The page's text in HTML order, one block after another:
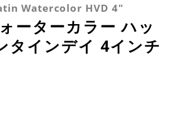
Watercolor HVD 4"
ーターカラー ハッ
タインデイ 4インチ